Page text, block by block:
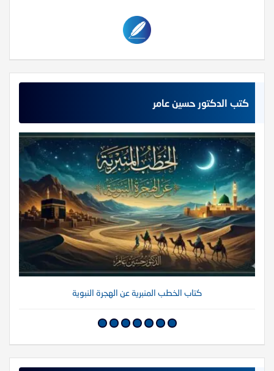
كتب الدكتور حسين عامر
كتاب الخطب المنبرية عن الهجرة النبوية